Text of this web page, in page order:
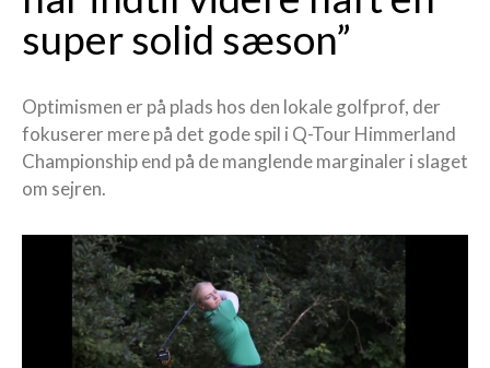
super solid sæson”
Optimismen er på plads hos den lokale golfprof, der
fokuserer mere på det gode spil i Q-Tour Himmerland
Championship end på de manglende marginaler i slaget
om sejren.